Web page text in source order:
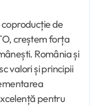
de
creștem forța
România și
valori și principii
pentru